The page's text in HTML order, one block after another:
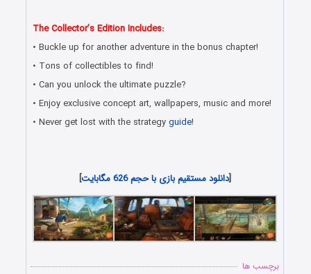
The Collector’s Edition Includes:
• Buckle up for another adventure in the bonus chapter!
• Tons of collectibles to find!
• Can you unlock the ultimate puzzle?
• Enjoy exclusive concept art, wallpapers, music and more!
• Never get lost with the strategyguide!
[دانلود مستقیم بازی با حجم 626 مگابایت ]
برچسب ها